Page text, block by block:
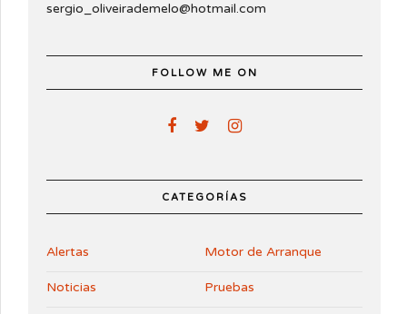
sergio_oliveirademelo@hotmail.com
FOLLOW ME ON
CATEGORÍAS
Alertas Motor de Arranque
Noticias Pruebas